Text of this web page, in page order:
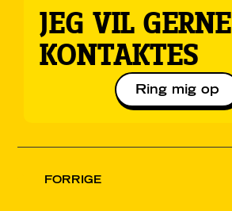
JEG VIL GERNE
KONTAKTES
Ring mig op
FORRIGE